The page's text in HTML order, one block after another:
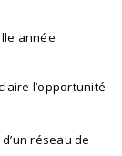
année
l’opportunité
réseau de